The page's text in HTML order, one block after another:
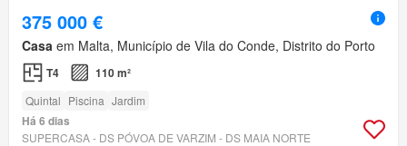
375 000 €
Casa em Malta, Município de Vila do Conde, Distrito do Porto
T4 110 m²
Quintal Piscina Jardim
Há 6 dias
SUPERCASA - DS PÓVOA DE VARZIM - DS MAIA NORTE